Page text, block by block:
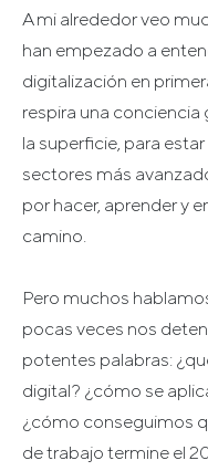
A mi alrededor veo
han empezado a
digitalización en
respira una conciencia
la superficie, para
sectores más
por hacer, aprender y
camino.
Pero muchos
pocas veces nos
potentes palabras:
digital? ¿cómo se
¿cómo conseguimos
de trabajo termine el